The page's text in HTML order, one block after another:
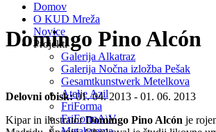
Domov
O KUD Mreža
Novice
Projekti
Galerija Alkatraz
Galerija Nočna izložba Pešak
Gesamtkunstwerk Metelkova
Atelje Azil
FriForma
FriFormA\V
Domingo Pino Alcón
Delovni obisk:01. 04. 2013 - 01. 06. 2013
Kipar in ilustratorDomingo Pino Alcón je